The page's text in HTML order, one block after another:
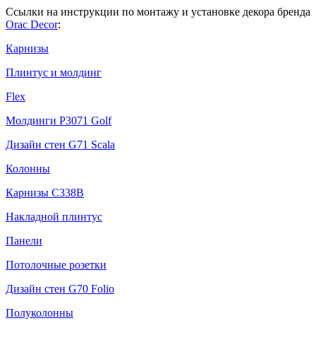
Ссылки на инструкции по монтажу и установке декора бренда
Orac Decor:
Карнизы
Плинтус и молдинг
Flex
Молдинги P3071 Golf
Дизайн стен G71 Scala
Колонны
Карнизы С338В
Накладной плинтус
Панели
Потолочные розетки
Дизайн стен G70 Folio
Полуколонны